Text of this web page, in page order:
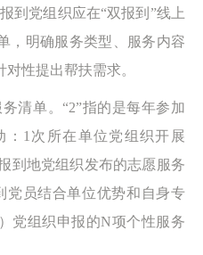
到党组织应在“双报到”线上
，明确服务类型、服务内容
性提出帮扶需求。
清单。“2”指的是每年参加
：1次所在单位党组织开展
到地党组织发布的志愿服务
党员结合单位优势和自身专
党组织申报的N项个性服务